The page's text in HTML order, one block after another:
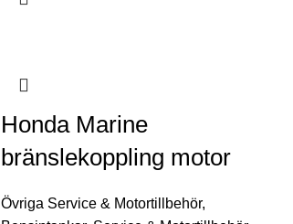
Honda Marine
bränslekoppling motor
Övriga Service & Motortillbehör,